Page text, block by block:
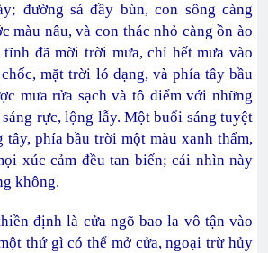
đường sá đầy bùn, con sông càng
màu nâu, và con thác nhỏ càng ồn ào
đã mời trời mưa, chỉ hết mưa vào
mặt trời ló dạng, và phía tây bầu
mưa rửa sạch và tô điểm với những
rực, lộng lẫy. Một buổi sáng tuyệt
phía bầu trời một màu xanh thẩm,
xúc cảm đều tan biến; cái nhìn này
không.
định là cửa ngõ bao la vô tận vào
thứ gì có thể mở cửa, ngoại trừ hủy